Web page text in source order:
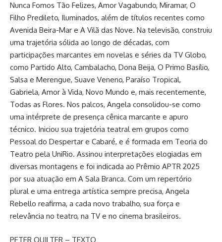
Nunca Fomos Tão Felizes, Amor Vagabundo, Miramar, O
Filho Predileto, Iluminados, além de títulos recentes como
Avenida Beira-Mar e A Vilã das Nove. Na televisão, construiu
uma trajetória sólida ao longo de décadas, com
participações marcantes em novelas e séries da TV Globo,
como Partido Alto, Cambalacho, Dona Beija, O Primo Basílio,
Salsa e Merengue, Suave Veneno, Paraíso Tropical,
Gabriela, Amor à Vida, Novo Mundo e, mais recentemente,
Todas as Flores. Nos palcos, Angela consolidou-se como
uma intérprete de presença cênica marcante e apuro
técnico. Iniciou sua trajetória teatral em grupos como
Pessoal do Despertar e Cabaré, e é formada em Teoria do
Teatro pela UniRio. Assinou interpretações elogiadas em
diversas montagens e foi indicada ao Prêmio APTR 2025
por sua atuação em A Sala Branca. Com um repertório
plural e uma entrega artística sempre precisa, Angela
Rebello reafirma, a cada novo trabalho, sua força e
relevância no teatro, na TV e no cinema brasileiros.
PETER QUILTER – TEXTO